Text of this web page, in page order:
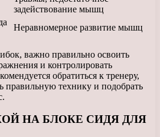
задействование мышц
Неравномерное развитие мышц
важно правильно освоить
и контролировать
обратиться к тренеру,
правильную технику и подобрать
НА БЛОКЕ СИДЯ ДЛЯ